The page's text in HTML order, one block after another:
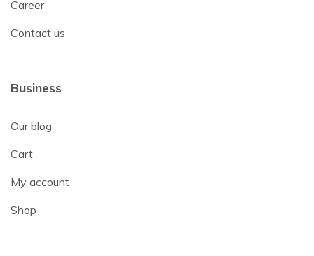
Career
Contact us
Business
Our blog
Cart
My account
Shop